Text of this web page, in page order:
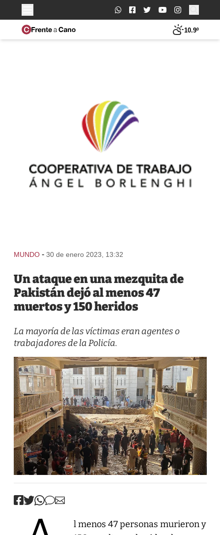
Buscar:
10.9º
MUNDO - 30 de enero 2023, 13:32
Un ataque en una mezquita de
Pakistán dejó al menos 47
muertos y 150 heridos
La mayoría de las víctimas eran agentes o
trabajadores de la Policía.
l menos 47 personas murieron y